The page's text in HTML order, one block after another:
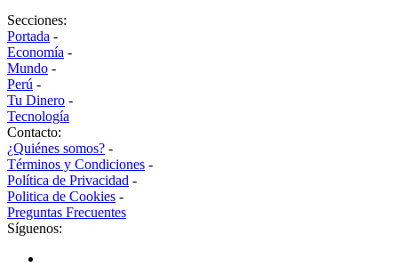
Secciones:
Portada -
Economía -
Mundo -
Perú -
Tu Dinero -
Tecnología
Contacto:
¿Quiénes somos? -
Términos y Condiciones -
Política de Privacidad -
Politica de Cookies -
Preguntas Frecuentes
Síguenos: